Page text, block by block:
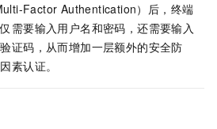
Factor Authentication）后，终端
需要输入用户名和密码，还需要输入
证码，从而增加一层额外的安全防
素认证。